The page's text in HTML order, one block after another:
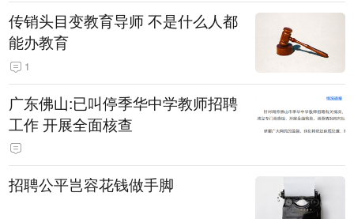
传销头目变教育导师 不是什么人都
能办教育
1
广东佛山:已叫停季华中学教师招聘
工作 开展全面核查
招聘公平岂容花钱做手脚